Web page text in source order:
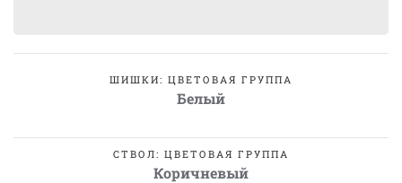
ШИШКИ: ЦВЕТОВАЯ ГРУППА
Белый
СТВОЛ: ЦВЕТОВАЯ ГРУППА
Коричневый